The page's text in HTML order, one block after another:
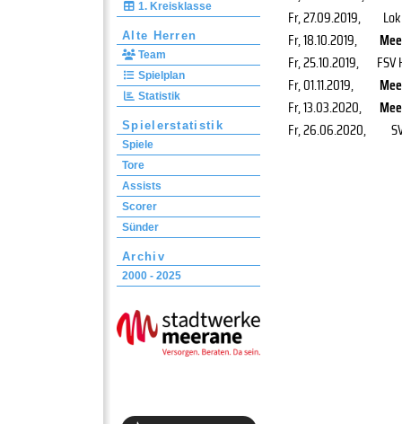
1. Kreisklasse
Alte Herren
Team
Spielplan
Statistik
Spielerstatistik
Spiele
Tore
Assists
Scorer
Sünder
Archiv
2000 - 2025
Fr, 27.09.2019,
Fr, 18.10.2019,
Fr, 25.10.2019,
Fr, 01.11.2019,
Fr, 13.03.2020,
Fr, 26.06.2020,